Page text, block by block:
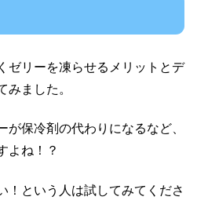
ゼリーを凍らせるメリットとデ
みました。
保冷剤の代わりになるなど、
よね！？
！という人は試してみてくださ